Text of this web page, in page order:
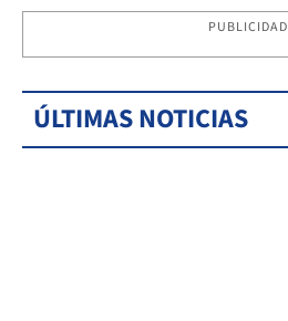
PUBLICIDAD
ÚLTIMAS NOTICIAS